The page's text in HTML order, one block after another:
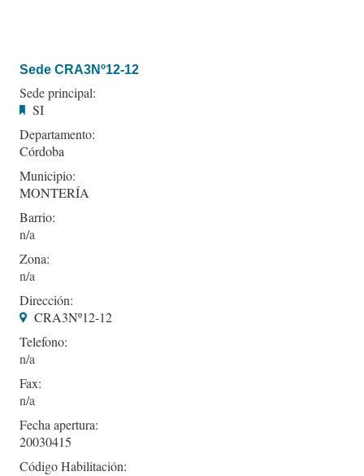
Sede CRA3Nº12-12
Sede principal:
SI
Departamento:
Córdoba
Municipio:
MONTERÍA
Barrio:
Zona:
Dirección:
CRA3Nº12-12
Telefono:
Fax:
Fecha apertura:
20030415
Código Habilitación: